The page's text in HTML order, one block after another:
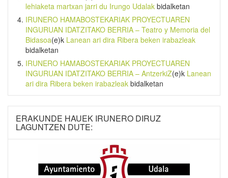
lehiaketa martxan jarri du Irungo Udalak bidalketan
IRUNERO HAMABOSTEKARIAK PROYECTUAREN
INGURUAN IDATZITAKO BERRIA – Teatro y Memoria del
Bidasoa(e)k Lanean ari dira Ribera beken irabazleak
bidalketan
IRUNERO HAMABOSTEKARIAK PROYECTUAREN
INGURUAN IDATZITAKO BERRIA – AntzerkiZ(e)k Lanean
ari dira Ribera beken irabazleak bidalketan
ERAKUNDE HAUEK IRUNERO DIRUZ
LAGUNTZEN DUTE: